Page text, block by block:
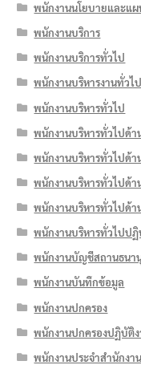
พนักงานนโยบายและแผ
พนักงานบริการ
พนักงานบริการทั่วไป
พนักงานบริหารงานทั่วไป
พนักงานบริหารทั่วไป
พนักงานบริหารทั่วไปด้า
พนักงานบริหารทั่วไปด้า
พนักงานบริหารทั่วไปด้า
พนักงานบริหารทั่วไปด้
พนักงานบริหารทั่วไปป
พนักงานบัญชีสถานธนา
พนักงานบันทึกข้อมูล
พนักงานปกครอง
พนักงานปกครองปฏิบัติ
พนักงานประจำสำนักงาน